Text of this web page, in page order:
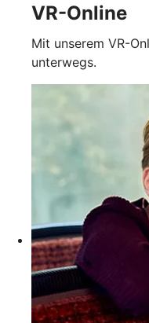
VR-Online
Mit unserem VR-
unterwegs.